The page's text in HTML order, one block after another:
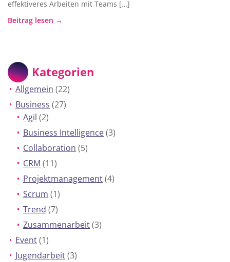
effektiveres Arbeiten mit Teams […]
Beitrag lesen →
Kategorien
Allgemein (22)
Business (27)
Agil (2)
Business Intelligence(3)
Collaboration (5)
CRM (11)
Projektmanagement(4)
Scrum (1)
Trend (7)
Zusammenarbeit(3)
Event(1)
Jugendarbeit(3)